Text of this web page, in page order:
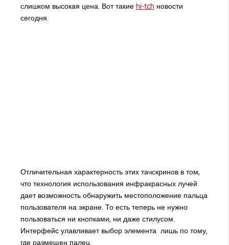
слишком высокая цена. Вот такие hi-tch новости
сегодня.
Отличительная характерность этих тачскринов в том,
что технология использования инфракрасных лучей
дает возможность обнаружить местоположение пальца
пользователя на экране. То есть теперь не нужно
пользоваться ни кнопками, ни даже стилусом.
Интерфейс улавливает выбор элемента лишь по тому,
где размещен палец.